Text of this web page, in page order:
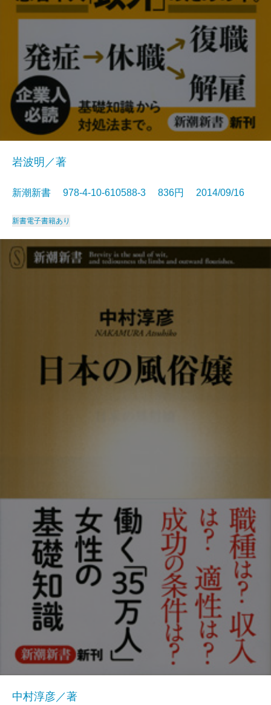
岩波明／著
新潮新書 978-4-10-610588-3 836円 2014/09/16
新書電子書籍あり
中村淳彦／著